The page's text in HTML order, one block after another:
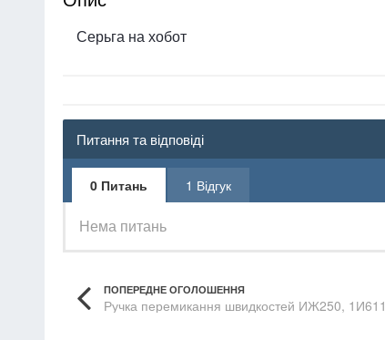
Серьга на хобот
Питання та відповіді
0 Питань 1 Відгук
Нема питань
ПОПЕРЕДНЕ ОГОЛОШЕННЯ
Ручка перемикання швидкостей ИЖ250, 1И611